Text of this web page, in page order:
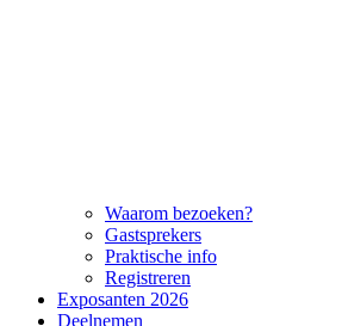
Waarom bezoeken?
Gastsprekers
Praktische info
Registreren
Exposanten 2026
Deelnemen